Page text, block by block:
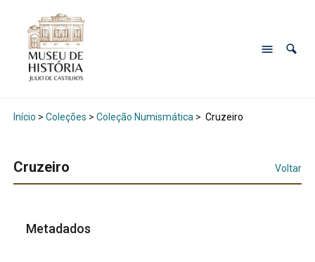
Início > Coleções > Coleção Numismática > Cruzeiro
Cruzeiro Voltar
Metadados